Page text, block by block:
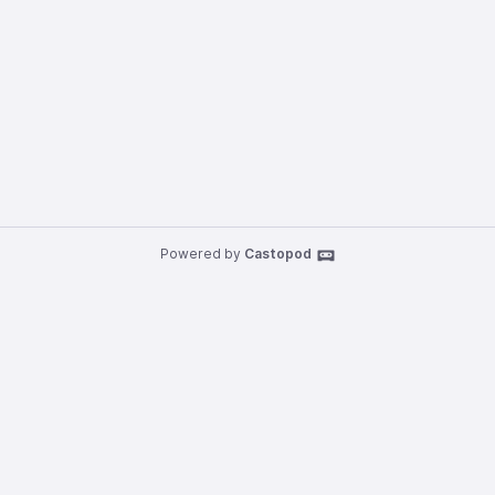
Powered by Castopod